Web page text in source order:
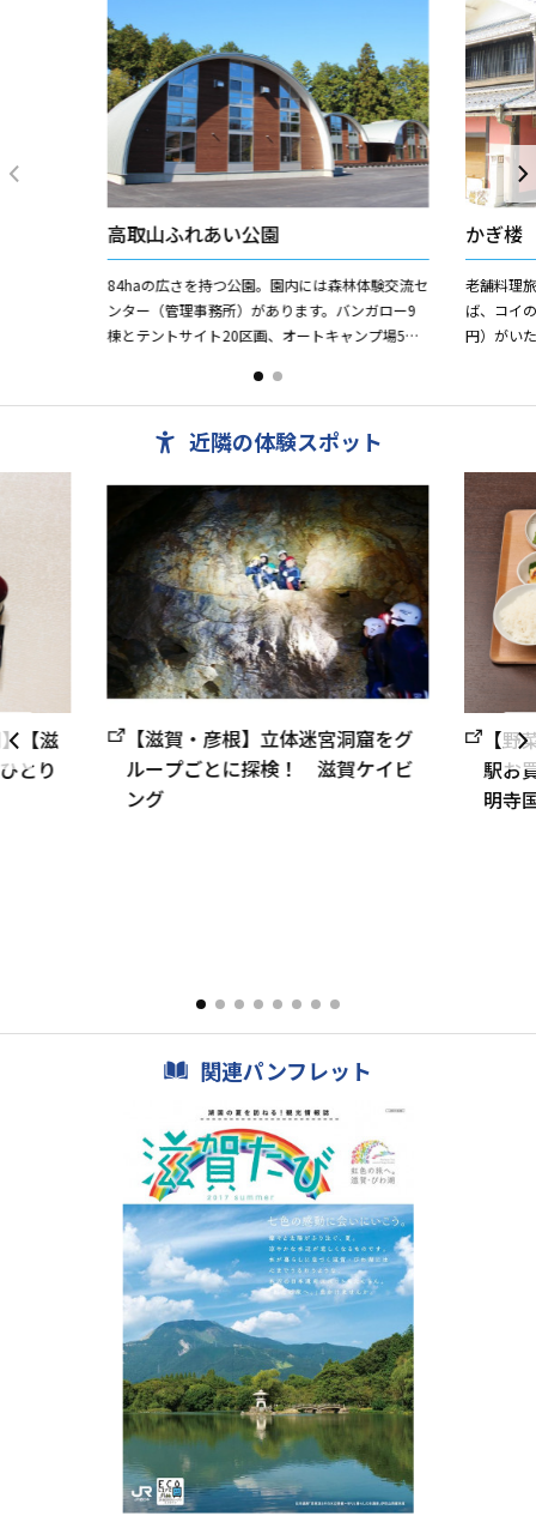
高取山ふれあい公園
84haの広さを持つ公園。園内には森林体験交流セ
ンター（管理事務所）があります。バンガロー9
棟とテントサイト20区画、オートキャンプ場5区
かぎ楼
老舗料理
ば、コイ
円）がい
近隣の体験スポット
【滋
とり
【滋賀・彦根】立体迷宮洞窟をグ
ループごとに探検！ 滋賀ケイビ
ング
【
駅お
明寺
関連パンフレット